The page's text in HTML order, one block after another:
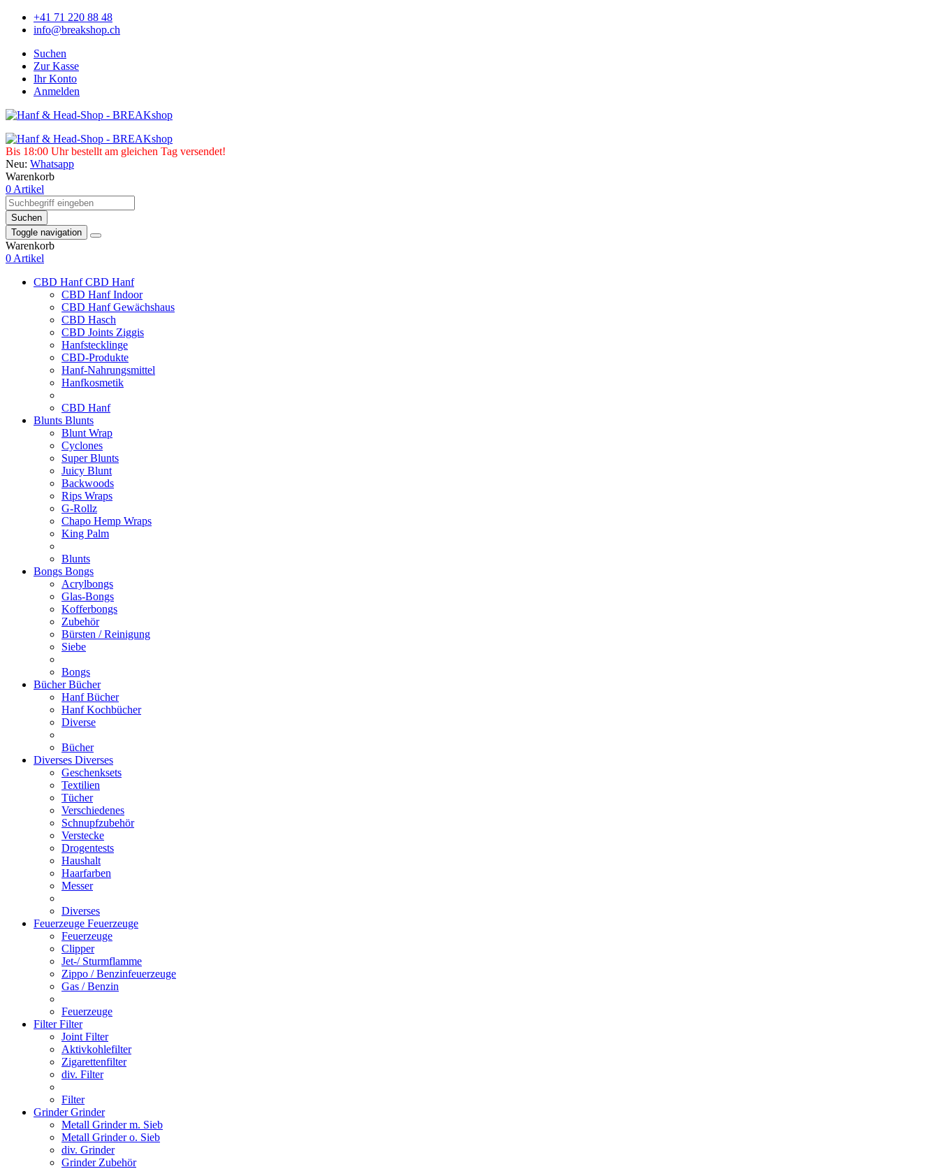
+41 71 220 88 48
info@breakshop.ch
Suchen
Zur Kasse
Ihr Konto
Anmelden
Bis 18:00 Uhr bestellt am gleichen Tag versendet!
Neu: Whatsapp
Warenkorb
0 Artikel
Suchen
Toggle navigation
Warenkorb
0 Artikel
CBD HanfCBD Hanf
CBD Hanf Indoor
CBD Hanf Gewächshaus
CBD Hasch
CBD Joints Ziggis
Hanfstecklinge
CBD-Produkte
Hanf-Nahrungsmittel
Hanfkosmetik
CBD Hanf
Blunts Blunts
Blunt Wrap
Cyclones
Super Blunts
Juicy Blunt
Backwoods
Rips Wraps
G-Rollz
Chapo Hemp Wraps
King Palm
Blunts
Bongs Bongs
Acrylbongs
Glas-Bongs
Kofferbongs
Zubehör
Bürsten / Reinigung
Siebe
Bongs
BücherBücher
Hanf Bücher
Hanf Kochbücher
Diverse
Bücher
Diverses Diverses
Geschenksets
Textilien
Tücher
Verschiedenes
Schnupfzubehör
Verstecke
Drogentests
Haushalt
Haarfarben
Messer
Diverses
Feuerzeuge Feuerzeuge
Feuerzeuge
Clipper
Jet-/ Sturmflamme
Zippo / Benzinfeuerzeuge
Gas / Benzin
Feuerzeuge
FilterFilter
Joint Filter
Aktivkohlefilter
Zigarettenfilter
div. Filter
Filter
GrinderGrinder
Metall Grinder m. Sieb
Metall Grinder o. Sieb
div. Grinder
Grinder Zubehör